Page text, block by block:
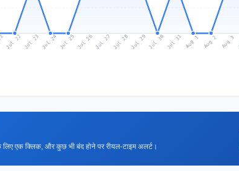
Jul 22 Jul 23 Jul 24 Jul 25 Jul 26Jul 27 Jul 28Jul 29 Jul 30 Jul 31 Aug 1 Aug 2 Aug 3
एक क्लिक, और कुछ भी बंद होने पर रीयल-टाइम अलर्ट।